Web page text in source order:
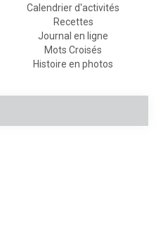
Calendrier d'activités
Recettes
Journal en ligne
Mots Croisés
Histoire en photos